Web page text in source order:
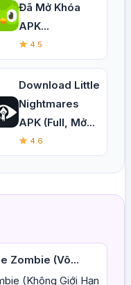
Đã Mở Khóa
APK...
4.5
Download Little
Nightmares
APK (Full, Mở...
4.6
Zombie (Vô...
(Không Giới Hạn